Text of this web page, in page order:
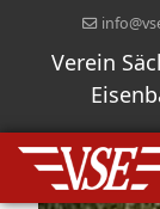
Verein